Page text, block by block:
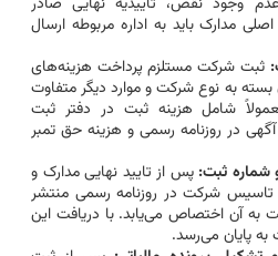
مدارک باید به اداره مربوطه ارسال
ثبت شرکت مستلزم پرداخت هزینه‌های
بسته به نوع شرکت و موارد دیگر متفاوت
شامل هزینه ثبت در دفتر ثبت
در روزنامه رسمی و هزینه حق تمبر
ثبت: پس از تایید نهایی مدارک و
تاسیس شرکت در روزنامه رسمی منتشر
آن اختصاص می‌یابد. با دریافت این
به پایان می‌رسد.